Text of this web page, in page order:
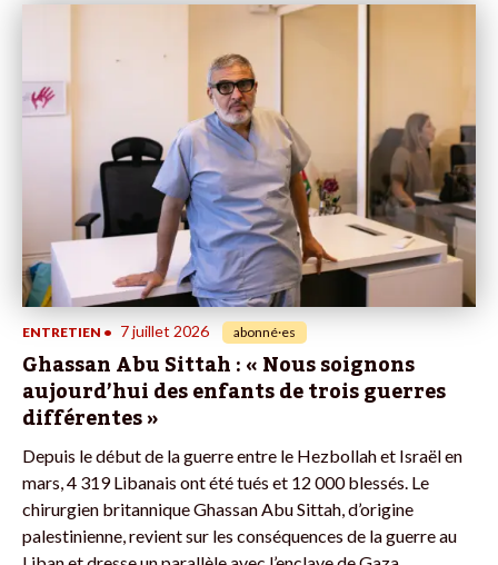
ENTRETIEN • 7 juillet 2026 abonné·es
Ghassan Abu Sittah : « Nous soignons
aujourd’hui des enfants de trois guerres
différentes »
Depuis le début de la guerre entre le Hezbollah et Israël en
mars, 4 319 Libanais ont été tués et 12 000 blessés. Le
chirurgien britannique Ghassan Abu Sittah, d’origine
palestinienne, revient sur les conséquences de la guerre au